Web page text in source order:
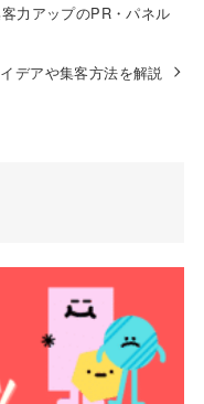
力アップのPR・パネル
デアや集客方法を解説